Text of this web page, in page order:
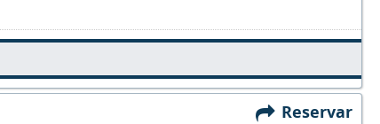
Reservar